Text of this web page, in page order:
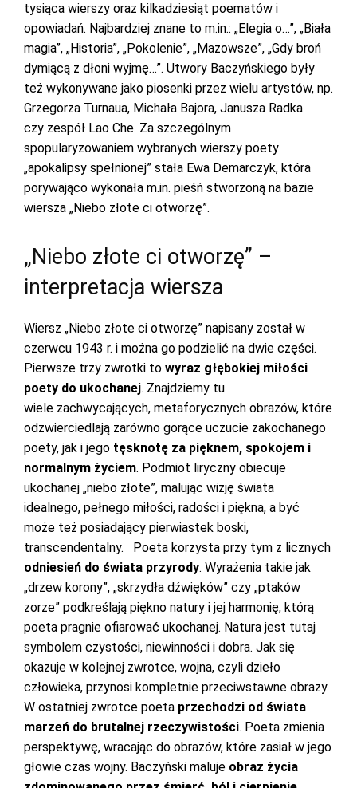
tysiąca wierszy oraz kilkadziesiąt poematów i
opowiadań. Najbardziej znane to m.in.: „Elegia o…”, „Biała
magia”, „Historia”, „Pokolenie”, „Mazowsze”, „Gdy broń
dymiącą z dłoni wyjmę…”. Utwory Baczyńskiego były
też wykonywane jako piosenki przez wielu artystów, np.
Grzegorza Turnaua, Michała Bajora, Janusza Radka
czy zespół Lao Che. Za szczególnym
spopularyzowaniem wybranych wierszy poety
„apokalipsy spełnionej” stała Ewa Demarczyk, która
porywająco wykonała m.in. pieśń stworzoną na bazie
wiersza „Niebo złote ci otworzę”.
„Niebo złote ci otworzę” –
interpretacja wiersza
Wiersz „Niebo złote ci otworzę” napisany został w
czerwcu 1943 r. i można go podzielić na dwie części.
Pierwsze trzy zwrotki to wyraz głębokiej miłości
poety do ukochanej. Znajdziemy tu
wiele zachwycających, metaforycznych obrazów, które
odzwierciedlają zarówno gorące uczucie zakochanego
poety, jak i jego tęsknotę za pięknem, spokojem i
normalnym życiem. Podmiot liryczny obiecuje
ukochanej „niebo złote”, malując wizję świata
idealnego, pełnego miłości, radości i piękna, a być
może też posiadający pierwiastek boski,
transcendentalny. Poeta korzysta przy tym z licznych
odniesień do świata przyrody. Wyrażenia takie jak
„drzew korony”, „skrzydła dźwięków” czy „ptaków
zorze” podkreślają piękno natury i jej harmonię, którą
poeta pragnie ofiarować ukochanej. Natura jest tutaj
symbolem czystości, niewinności i dobra. Jak się
okazuje w kolejnej zwrotce, wojna, czyli dzieło
człowieka, przynosi kompletnie przeciwstawne obrazy.
W ostatniej zwrotce poeta przechodzi od świata
marzeń do brutalnej rzeczywistości. Poeta zmienia
perspektywę, wracając do obrazów, które zasiał w jego
głowie czas wojny. Baczyński maluje obraz życia